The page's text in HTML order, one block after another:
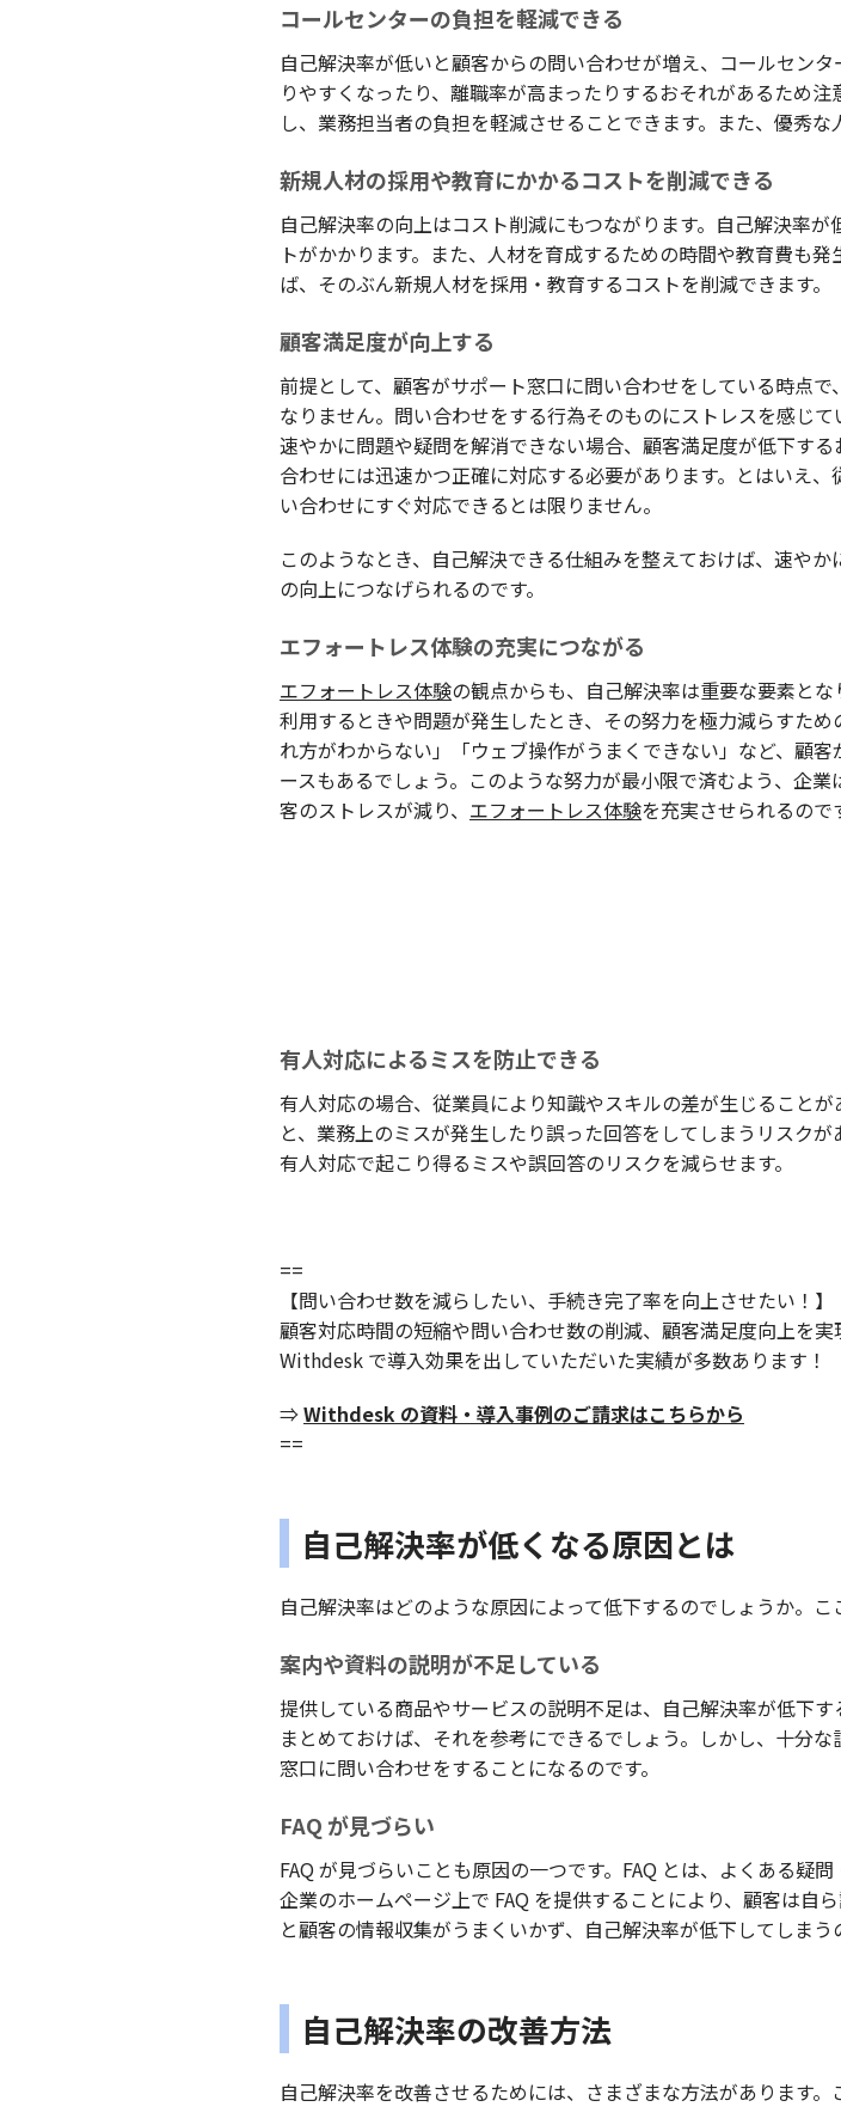
コールセンターの負担を軽減できる
自己解決率が低いと顧客からの問い合わせが増え、コールセン
りやすくなったり、離職率が高まったりするおそれがあるため
し、業務担当者の負担を軽減させることできます。また、優秀な
新規人材の採用や教育にかかるコストを削減できる
自己解決率の向上はコスト削減にもつながります。自己解決率
トがかかります。また、人材を育成するための時間や教育費も
ば、そのぶん新規人材を採用・教育するコストを削減できます。
顧客満足度が向上する
前提として、顧客がサポート窓口に問い合わせをしている時点
なりません。問い合わせをする行為そのものにストレスを感じ
速やかに問題や疑問を解消できない場合、顧客満足度が低下す
合わせには迅速かつ正確に対応する必要があります。とはいえ
い合わせにすぐ対応できるとは限りません。
このようなとき、自己解決できる仕組みを整えておけば、速や
の向上につなげられるのです。
エフォートレス体験の充実につながる
エフォートレス体験の観点からも、自己解決率は重要な要素とな
利用するときや問題が発生したとき、その努力を極力減らすた
れ方がわからない」「ウェブ操作がうまくできない」など、顧
ースもあるでしょう。このような努力が最小限で済むよう、企
客のストレスが減り、 エフォートレス体験を充実させられるので
有人対応によるミスを防止できる
有人対応の場合、従業員により知識やスキルの差が生じること
と、業務上のミスが発生したり誤った回答をしてしまうリスク
有人対応で起こり得るミスや誤回答のリスクを減らせます。
==
【問い合わせ数を減らしたい、手続き完了率を向上させたい！】
顧客対応時間の短縮や問い合わせ数の削減、顧客満足度向上を実
Withdesk で導入効果を出していただいた実績が多数あります！
⇒Withdesk の資料・導入事例のご請求はこちらから
‍==
自己解決率が低くなる原因とは
自己解決率はどのような原因によって低下するのでしょうか。こ
案内や資料の説明が不足している
提供している商品やサービスの説明不足は、自己解決率が低下
まとめておけば、それを参考にできるでしょう。しかし、十分
窓口に問い合わせをすることになるのです。
FAQ が見づらい
FAQ が見づらいことも原因の一つです。FAQ とは、よくある疑
企業のホームページ上で FAQ を提供することにより、顧客は自
と顧客の情報収集がうまくいかず、自己解決率が低下してしまう
自己解決率の改善方法
自己解決率を改善させるためには、さまざまな方法があります。